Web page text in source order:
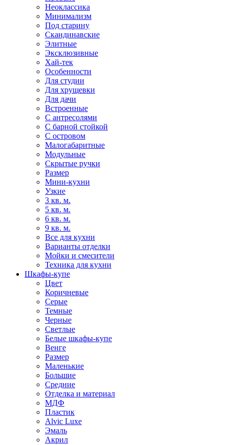
Неоклассика
Минимализм
Под старину
Скандинавские
Элитные
Эксклюзивные
Хай-тек
Особенности
Для студии
Для хрущевки
Для дачи
Встроенные
С антресолями
С барной стойкой
С островом
Малогабаритные
Модульные
Скрытые ручки
Размер
Мини-кухни
Узкие
3 кв. м.
5 кв. м.
6 кв. м.
9 кв. м.
Все для кухни
Варианты отделки
Мойки и смесители
Техника для кухни
Шкафы-купе
Цвет
Коричневые
Серые
Темные
Черные
Светлые
Белые шкафы-купе
Венге
Размер
Маленькие
Большие
Средние
Отделка и материал
МДФ
Пластик
Alvic Luxe
Эмаль
Акрил